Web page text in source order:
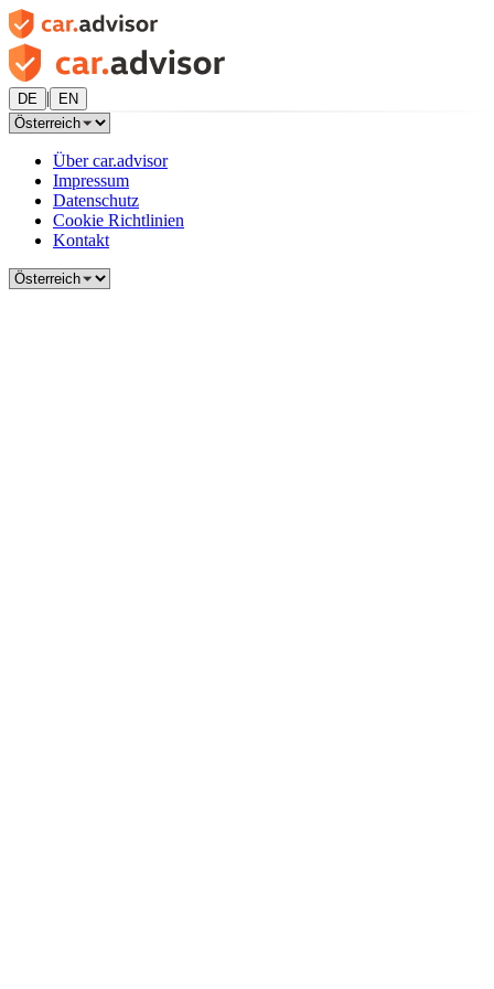
DE | EN
Über car.advisor
Impressum
Datenschutz
Cookie Richtlinien
Kontakt